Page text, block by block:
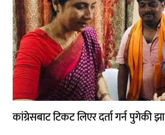
कांग्रेसबाट टिकट लिएर दर्ता गर्न पुगेकी झा